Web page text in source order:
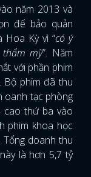
năm 2013 và
để bảo quản
Hoa Kỳ vì “có ý
mỹ”. Năm
với phần phim
Bộ phim đã thu
oanh tạc phòng
cao thứ ba vào
phim khoa học
Tổng doanh thu
là hơn 5,7 tỷ